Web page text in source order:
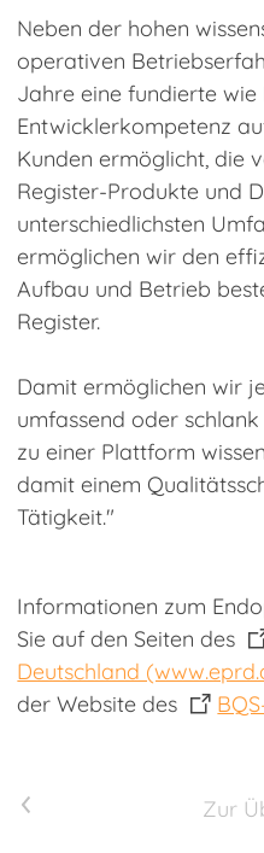
Neben der hohen
operativen
Jahre eine fundierte
Entwicklerkompetenz
Kunden ermöglicht, die
Register-Produkte und
unterschiedlichsten
ermöglichen wir den
Aufbau und Betrieb
Register.
Damit ermöglichen wir
umfassend oder
zu einer Plattform
damit einem
Tätigkeit."
Informationen zum
Sie auf den Seiten des
Deutschland
der Website des
Vorheriger Artikel Zur